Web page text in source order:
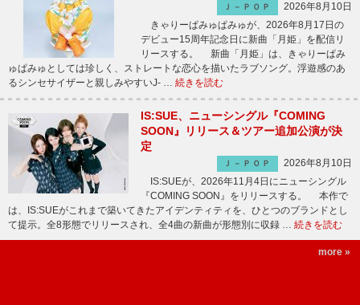
Ｊ－ＰＯＰ
2026年8月10日
きゃりーぱみゅぱみゅが、2026年8月17日の
デビュー15周年記念日に新曲「月姫」を配信リ
リースする。 新曲「月姫」は、きゃりーぱみ
ゅぱみゅとしては珍しく、ストレートな恋心を描いたラブソング。浮遊感のあ
るシンセサイザーと親しみやすいJ- … 続きを読む
IS:SUE、ニューシングル『COMING
SOON』リリース＆ツアー追加公演が決
定
Ｊ－ＰＯＰ
2026年8月10日
IS:SUEが、2026年11月4日にニューシングル
『COMING SOON』をリリースする。 本作で
は、IS:SUEがこれまで築いてきたアイデンティティを、ひとつのブランドとし
て提示。全8形態でリリースされ、全4曲の新曲が形態別に収録 … 続きを読む
more »